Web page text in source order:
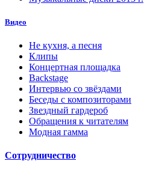
Видео
Не кухня, а песня
Клипы
Концертная площадка
Backstage
Интервью со звёздами
Беседы с композиторами
Звездный гардероб
Обращения к читателям
Модная гамма
Сотрудничество